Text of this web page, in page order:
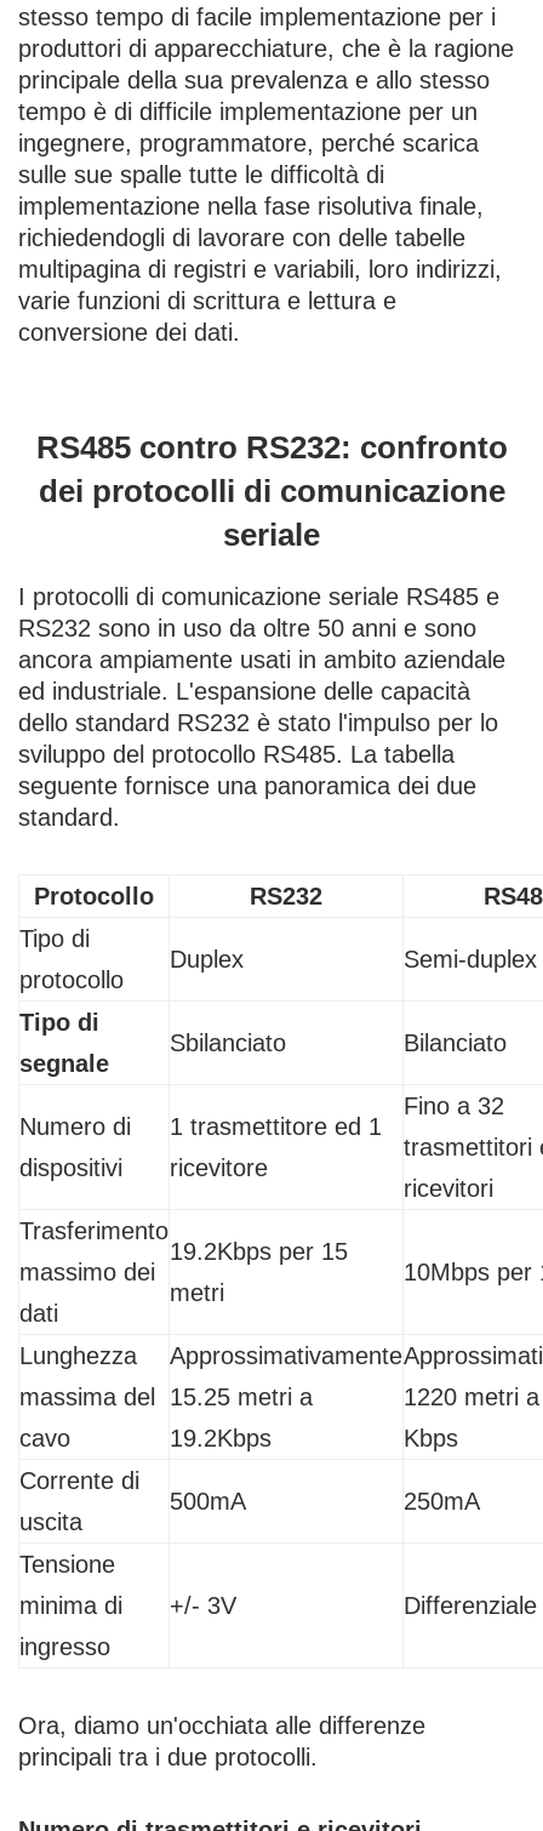
stesso tempo di facile implementazione per i
produttori di apparecchiature, che è la ragione
principale della sua prevalenza e allo stesso
tempo è di difficile implementazione per un
ingegnere, programmatore, perché scarica
sulle sue spalle tutte le difficoltà di
implementazione nella fase risolutiva finale,
richiedendogli di lavorare con delle tabelle
multipagina di registri e variabili, loro indirizzi,
varie funzioni di scrittura e lettura e
conversione dei dati.
RS485 contro RS232: confronto
dei protocolli di comunicazione
seriale
I protocolli di comunicazione seriale RS485 e
RS232 sono in uso da oltre 50 anni e sono
ancora ampiamente usati in ambito aziendale
ed industriale. L'espansione delle capacità
dello standard RS232 è stato l'impulso per lo
sviluppo del protocollo RS485. La tabella
seguente fornisce una panoramica dei due
standard.
Protocollo RS232
Tipo di
protocollo
Duplex Semi-duplex
Tipo di
segnale
Sbilanciato Bilanciato
Numero di
dispositivi
1 trasmettitore ed 1
ricevitore
Fino a 32
trasmettitori
ricevitori
Trasferimento
massimo dei
dati
19.2Kbps per 15
metri
10Mbps per
Lunghezza
massima del
cavo
Approssimativamente
15.25 metri a
19.2Kbps
1220 metri
Kbps
Corrente di
uscita
500mA 250mA
Tensione
minima di
ingresso
+/- 3V
Ora, diamo un'occhiata alle differenze
principali tra i due protocolli.